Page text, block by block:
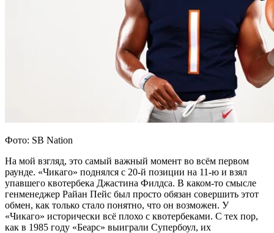
Фото: SB Nation
На мой взгляд, это самый важный момент во всём первом
раунде. «Чикаго» поднялся с 20-й позиции на 11-ю и взял
упавшего квотербека Джастина Филдса. В каком-то смысле
генменеджер Райан Пейс был просто обязан совершить этот
обмен, как только стало понятно, что он возможен. У
«Чикаго» исторически всё плохо с квотербеками. С тех пор,
как в 1985 году «Беарс» выиграли Супербоул, их